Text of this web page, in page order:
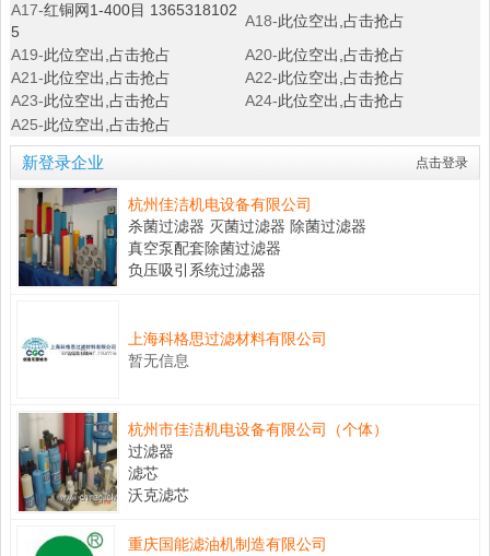
A17-红铜网1-400目 1365318102
5
A18-此位空出,占击抢占
A19-此位空出,占击抢占 A20-此位空出,占击抢占
A21-此位空出,占击抢占 A22-此位空出,占击抢占
A23-此位空出,占击抢占 A24-此位空出,占击抢占
A25-此位空出,占击抢占
点击登录
新登录企业
杭州佳洁机电设备有限公司
杀菌过滤器 灭菌过滤器 除菌过滤器
真空泵配套除菌过滤器
负压吸引系统过滤器
上海科格思过滤材料有限公司
暂无信息
杭州市佳洁机电设备有限公司（个体）
过滤器
滤芯
沃克滤芯
重庆国能滤油机制造有限公司